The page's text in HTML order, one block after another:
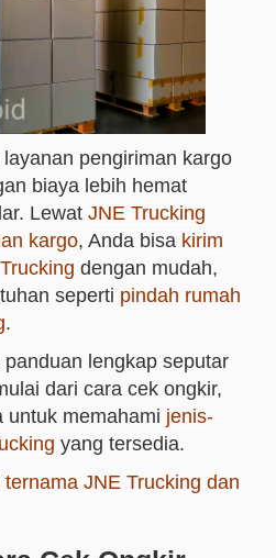
pengiriman kargo
biaya lebih hemat
Lewat JNE Trucking
kargo, Anda bisa kirim
dengan mudah,
seperti pindah rumah
.
lengkap seputar
dari cara cek ongkir,
untuk memahami jenis-
yang tersedia.
ternama JNE Trucking dan